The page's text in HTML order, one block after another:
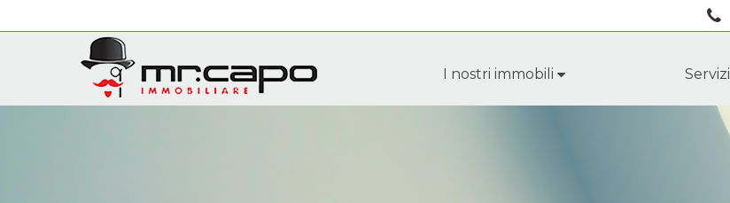
I nostri immobili Servizi